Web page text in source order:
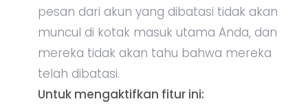
pesan dari akun yang dibatasi tidak akan
muncul di kotak masuk utama Anda, dan
mereka tidak akan tahu bahwa mereka
telah dibatasi.
Untuk mengaktifkan fitur ini: